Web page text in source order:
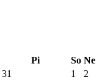
Pi So Ne
31 1 2